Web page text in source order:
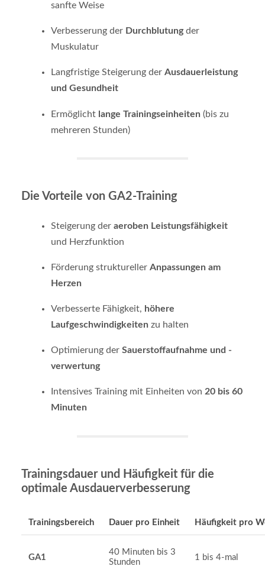
sanfte Weise
Verbesserung der Durchblutungder
Muskulatur
Langfristige Steigerung der Ausdauerleistung
und Gesundheit
Ermöglicht lange Trainingseinheiten (bis zu
mehreren Stunden)
Die Vorteile von GA2-Training
Steigerung der aeroben Leistungsfähigkeit
und Herzfunktion
Förderung struktureller Anpassungen am
Herzen
Verbesserte Fähigkeit, höhere
Laufgeschwindigkeiten zu halten
Optimierung der Sauerstoffaufnahme und -
verwertung
Intensives Training mit Einheiten von 20 bis 60
Minuten
Trainingsdauer und Häufigkeit für die
optimale Ausdauerverbesserung
Trainingsbereich Dauer pro Einheit Häufigkeit pro
GA1
40 Minuten bis 3
Stunden
1 bis 4-mal